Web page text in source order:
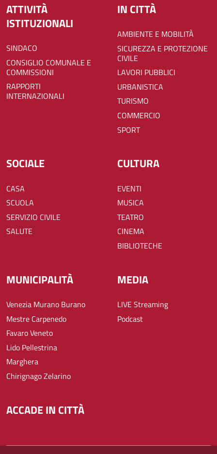
ATTIVITÀ
ISTITUZIONALI
SINDACO
CONSIGLIO COMUNALE E
COMMISSIONI
RAPPORTI
INTERNAZIONALI
IN CITTÀ
AMBIENTE E MOBILITÀ
SICUREZZA E PROTEZIONE
CIVILE
LAVORI PUBBLICI
URBANISTICA
TURISMO
COMMERCIO
SPORT
SOCIALE
CASA
SCUOLA
SERVIZIO CIVILE
SALUTE
CULTURA
EVENTI
MUSICA
TEATRO
CINEMA
BIBLIOTECHE
MUNICIPALITÀ
Venezia Murano Burano
Mestre Carpenedo
Favaro Veneto
Lido Pellestrina
Marghera
Chirignago Zelarino
MEDIA
LIVE Streaming
Podcast
ACCADE IN CITTÀ